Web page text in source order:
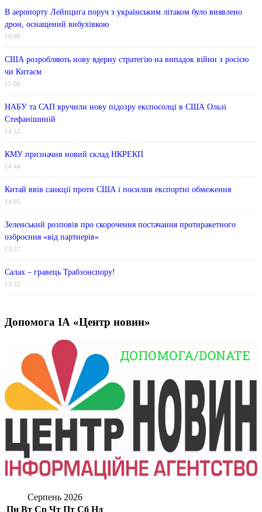
В аеропорту Лейпцига поруч з українським літаком було виявлено
дрон, оснащений вибухівкою
16:00
США розробляють нову ядерну стратегію на випадок війни з росією
чи Китаєм
15:00
НАБУ та САП вручили нову підозру експосолці в США Ользі
Стефанішиній
14:52
КМУ призначив новий склад НКРЕКП
14:46
Китай ввів санкції проти США і посилив експортні обмеження
14:05
Зеленський розповів про скорочення постачання протиракетного
озброєння «від партнерів»
13:57
Салах – гравець Трабзонспору!
13:32
Допомога ІА «Центр новин»
Серпень 2026
Пн Вт Ср Чт Пт Сб Нд